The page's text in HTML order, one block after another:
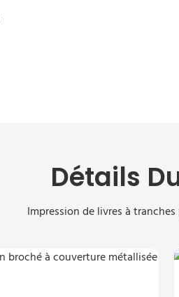
Détails
Impression de livres à